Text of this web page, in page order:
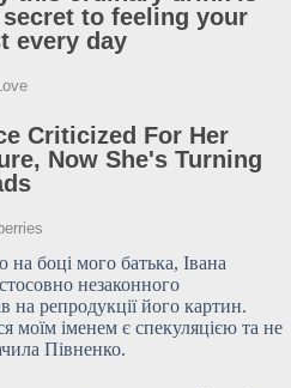
боці мого батька, Івана
незаконного
на репродукціїйого картин.
моїм іменем є спекуляцією та не
Півненко.